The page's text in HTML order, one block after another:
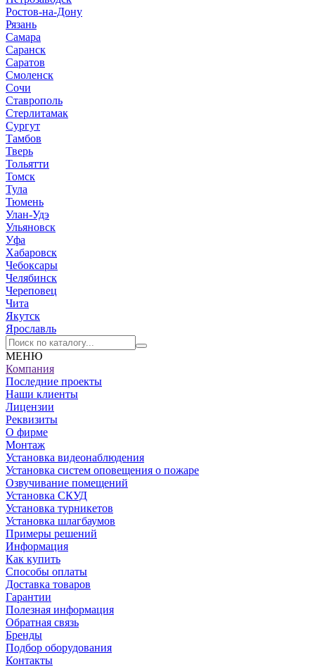
Ростов-на-Дону
Рязань
Самара
Саранск
Саратов
Смоленск
Сочи
Ставрополь
Стерлитамак
Сургут
Тамбов
Тверь
Тольятти
Томск
Тула
Тюмень
Улан-Удэ
Ульяновск
Уфа
Хабаровск
Чебоксары
Челябинск
Череповец
Чита
Якутск
Ярославль
МЕНЮ
Компания
Последние проекты
Наши клиенты
Лицензии
Реквизиты
О фирме
Монтаж
Установка видеонаблюдения
Установка систем оповещения о пожаре
Озвучивание помещений
Установка СКУД
Установка турникетов
Установка шлагбаумов
Примеры решений
Информация
Как купить
Способы оплаты
Доставка товаров
Гарантии
Полезная информация
Обратная связь
Бренды
Подбор оборудования
Контакты